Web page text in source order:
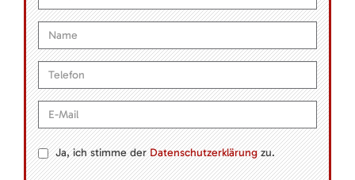
Ja, ich stimme derDatenschutzerklärungzu.